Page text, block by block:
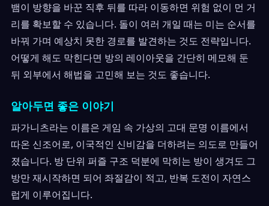
뱀이 방향을 바꾼 직후 뒤를 따라 이동하면 위험 없이 먼 거
리를 확보할 수 있습니다. 돌이 여러 개일 때는 미는 순서를
바꿔 가며 예상치 못한 경로를 발견하는 것도 전략입니다.
어떻게 해도 막힌다면 방의 레이아웃을 간단히 메모해 둔
뒤 외부에서 해법을 고민해 보는 것도 좋습니다.
알아두면 좋은 이야기
파가니츠라는 이름은 게임 속 가상의 고대 문명 이름에서
따온 신조어로, 이국적인 신비감을 더하려는 의도로 만들어
졌습니다. 방 단위 퍼즐 구조 덕분에 막히는 방이 생겨도 그
방만 재시작하면 되어 좌절감이 적고, 반복 도전이 자연스
럽게 이루어집니다.